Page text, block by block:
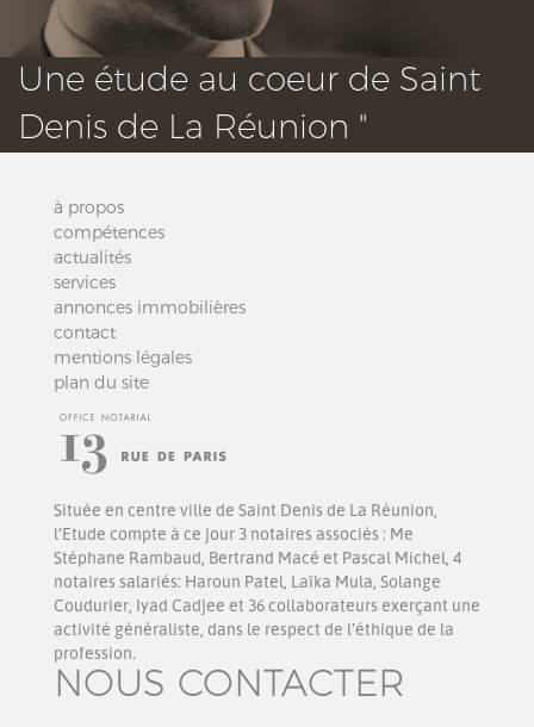
Une étude au coeur de Saint
Denis de La Réunion "
à propos
compétences
actualités
services
annonces immobilières
contact
mentions légales
plan du site
Située en centre ville de Saint Denis de La Réunion,
l’Etude compte à ce jour 3 notaires associés : Me
Stéphane Rambaud, Bertrand Macé et Pascal Michel, 4
notaires salariés: Haroun Patel, Laïka Mula, Solange
Coudurier, Iyad Cadjee et 36 collaborateurs exerçant une
activité généraliste, dans le respect de l’éthique de la
profession.
NOUS CONTACTER